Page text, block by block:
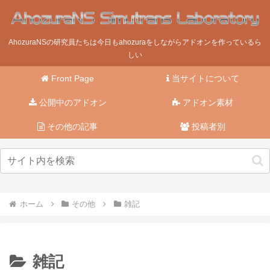
AhozuraNSの研究員たちは今日もahozuraをしながらアドオンを作っているら
しい
Front Page 当サイトについて
公開中のアドオン アドオン素材
その他の記事 投稿者別
ホーム その他 雑記
雑記